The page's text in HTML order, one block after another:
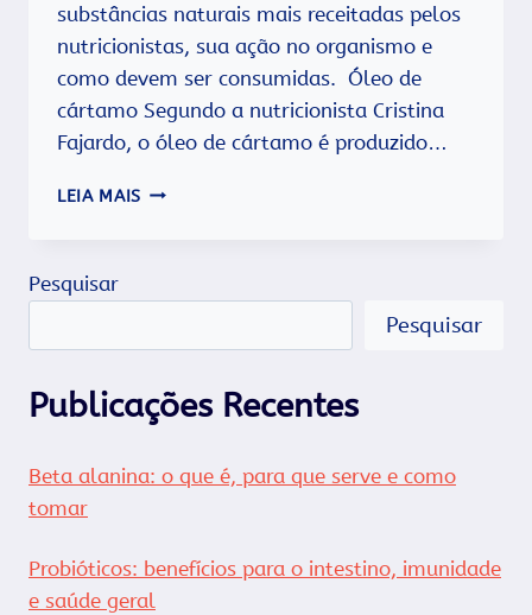
substâncias naturais mais receitadas pelos
nutricionistas, sua ação no organismo e
como devem ser consumidas. Óleo de
cártamo Segundo a nutricionista Cristina
Fajardo, o óleo de cártamo é produzido…
LEIA MAIS PRODUTOS
SAIBA
COMO
Pesquisar
Pesquisar
Publicações Recentes
Beta alanina: o que é, para que serve e como
tomar
Probióticos: benefícios para o intestino, imunidade
e saúde geral